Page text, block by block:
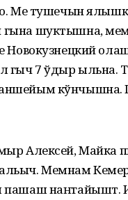
Ме тушечын
шуктышна,
Новокузнецкий
гыч 7 ўдыр ыльна.
Алексей, Майка
Мемнам
пашаш наҥгайышт.